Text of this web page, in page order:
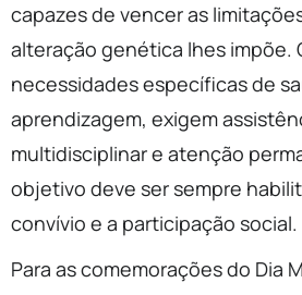
capazes de vencer as
alteração genética lhes impõe.
necessidades específicas de
aprendizagem, exigem
multidisciplinar e atenção
objetivo deve ser sempre
convívio e a participação social.
Para as comemorações do Dia